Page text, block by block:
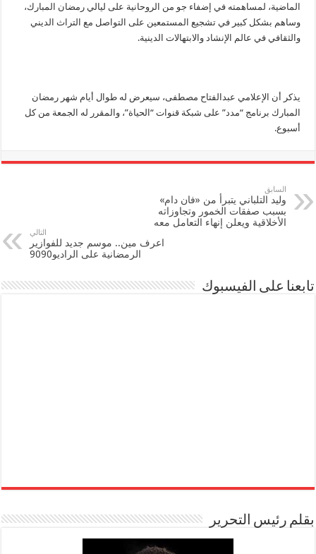
الماضية، لمساهمته في إضفاء جو من الروحانية على ليالي رمضان المبارك،
وساهم بشكل كبير في تشجيع المستمعين على التواصل مع التراث الديني
والثقافي في عالم الإنشاد والابتهالات الدينية.
يذكر أن الإعلامي عبدالفتاح مصطفى، سيعرض له طوال أيام شهر رمضان
المبارك برنامج “مدد” على شبكة قنوات “الحياة”، والمقرر له الجمعة من كل
أسبوع.
السابق
وليد التلباني يتبرأ من «فان دام»
بسبب صفقات الخمور وتجاوزاته
الأخلاقية ويعلن إنهاء التعامل معه
التالي
اعرف مين.. موسم جديد للفوازير
الرمضانية على الراديو9090
تابعنا على الفيسبوك
بقلم رئيس التحرير